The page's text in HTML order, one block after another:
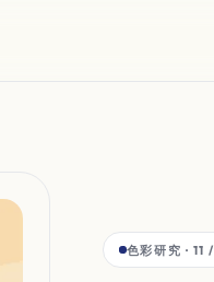
色彩研究 · 11